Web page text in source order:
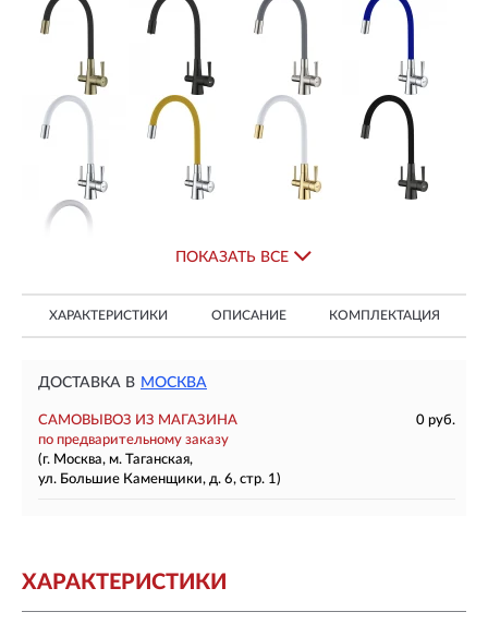
ПОКАЗАТЬ ВСЕ
ХАРАКТЕРИСТИКИ ОПИСАНИЕ КОМПЛЕКТАЦИЯ
ДОСТАВКА В МОСКВА
САМОВЫВОЗ ИЗ МАГАЗИНА
0 руб.
по предварительному заказу
(г. Москва, м. Таганская,
ул. Большие Каменщики, д. 6, стр. 1)
ХАРАКТЕРИСТИКИ